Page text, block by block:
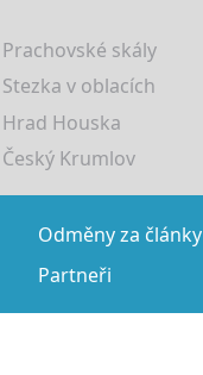
Prachovské skály
Stezka v oblacích
Hrad Houska
Český Krumlov
Odměny za články
Partneři